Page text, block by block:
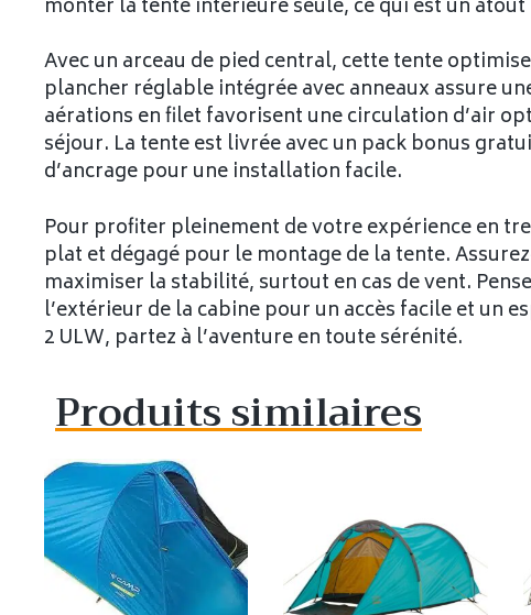
monter la tente intérieure seule, ce qui est un
Avec un arceau de pied central, cette tente
plancher réglable intégrée avec anneaux assure
aérations en filet favorisent une circulation d’air
séjour. La tente est livrée avec un pack bonus
d’ancrage pour une installation facile.
Pour profiter pleinement de votre expérience en
plat et dégagé pour le montage de la tente.
maximiser la stabilité, surtout en cas de vent.
l’extérieur de la cabine pour un accès facile et un
2 ULW, partez à l’aventure en toute sérénité.
Produits similaires